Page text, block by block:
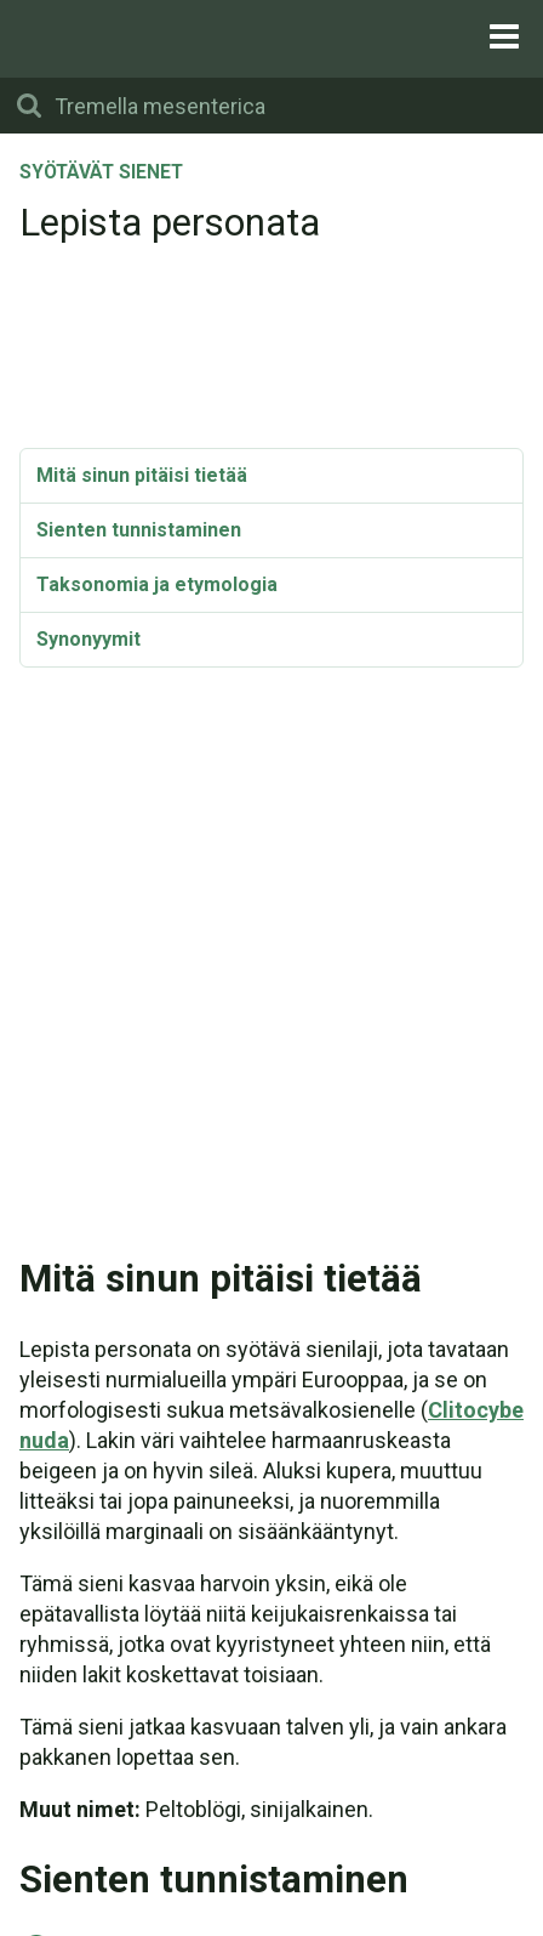
SYÖTÄVÄT SIENET
Lepista personata
Mitä sinun pitäisi tietää
Sienten tunnistaminen
Taksonomia ja etymologia
Synonyymit
Mitä sinun pitäisi tietää
Lepista personata on syötävä sienilaji, jota tavataan
yleisesti nurmialueilla ympäri Eurooppaa, ja se on
morfologisesti sukua metsävalkosienelle (Clitocybe
nuda). Lakin väri vaihtelee harmaanruskeasta
beigeen ja on hyvin sileä. Aluksi kupera, muuttuu
litteäksi tai jopa painuneeksi, ja nuoremmilla
yksilöillä marginaali on sisäänkääntynyt.
Tämä sieni kasvaa harvoin yksin, eikä ole
epätavallista löytää niitä keijukaisrenkaissa tai
ryhmissä, jotka ovat kyyristyneet yhteen niin, että
niiden lakit koskettavat toisiaan.
Tämä sieni jatkaa kasvuaan talven yli, ja vain ankara
pakkanen lopettaa sen.
Muut nimet: Peltoblögi, sinijalkainen.
Sienten tunnistaminen